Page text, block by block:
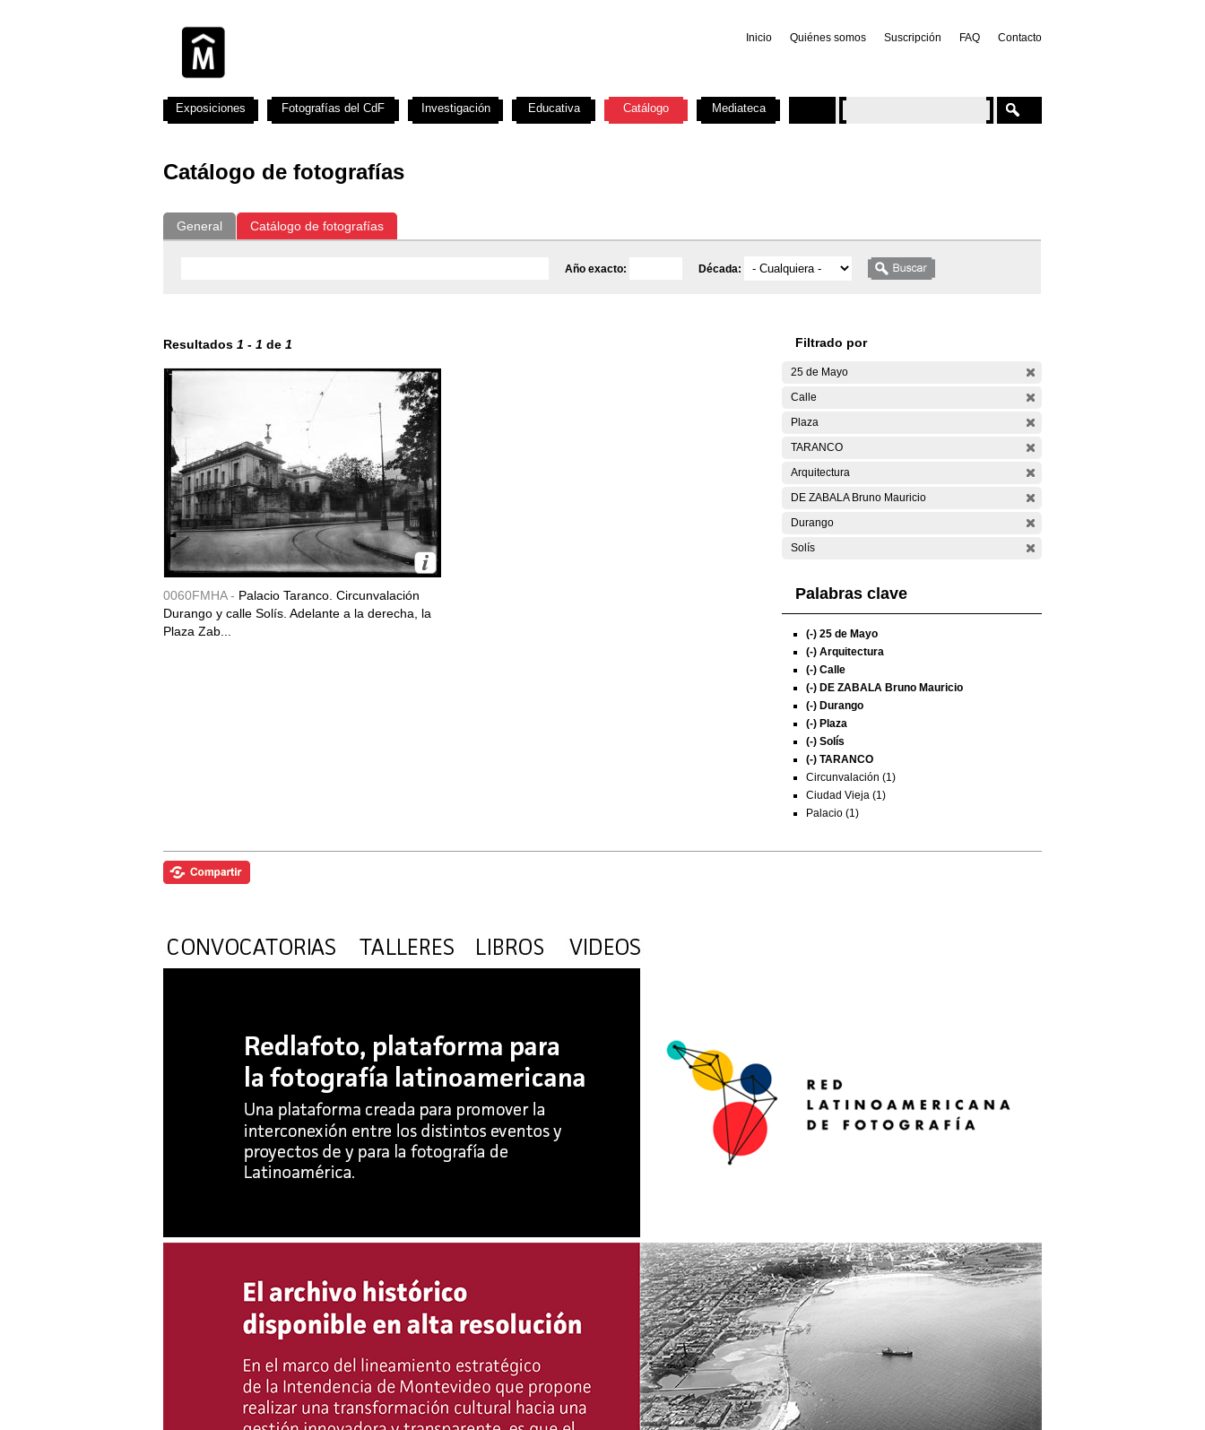
Inicio Quiénes somos Suscripción FAQ Contacto
Catálogo de fotografías
General Catálogo de fotografías
Año exacto: Década:
Resultados 1 - 1 de 1
0060FMHA - Palacio Taranco. Circunvalación
Durango y calle Solís. Adelante a la derecha, la
Plaza Zab...
Filtrado por
25 de Mayo
Calle
Plaza
TARANCO
Arquitectura
DE ZABALA Bruno Mauricio
Durango
Solís
Palabras clave
(-) 25 de Mayo
(-) Arquitectura
(-) Calle
(-) DE ZABALA Bruno Mauricio
(-) Durango
(-) Plaza
(-) Solís
(-) TARANCO
Circunvalación (1)
Ciudad Vieja (1)
Palacio (1)
Exposiciones Fotografías del CdF Investigación Educativa Catálogo Mediateca